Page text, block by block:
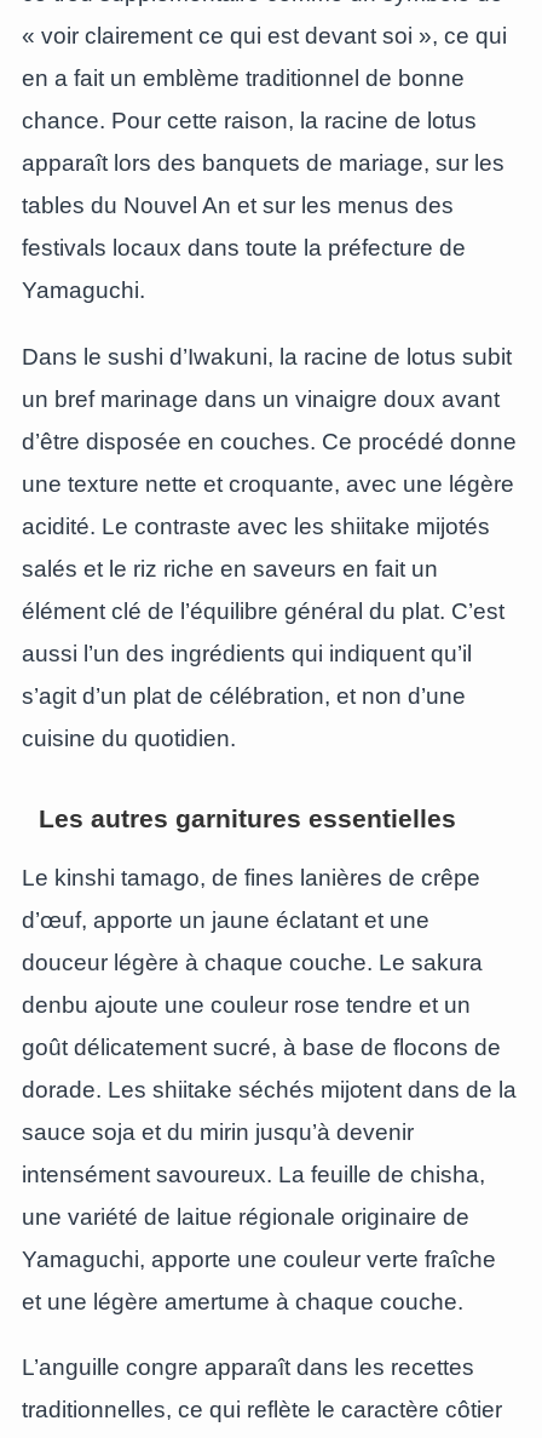
« voir clairement ce qui est devant soi », ce qui
en a fait un emblème traditionnel de bonne
chance. Pour cette raison, la racine de lotus
apparaît lors des banquets de mariage, sur les
tables du Nouvel An et sur les menus des
festivals locaux dans toute la préfecture de
Yamaguchi.
Dans le sushi d’Iwakuni, la racine de lotus subit
un bref marinage dans un vinaigre doux avant
d’être disposée en couches. Ce procédé donne
une texture nette et croquante, avec une légère
acidité. Le contraste avec les shiitake mijotés
salés et le riz riche en saveurs en fait un
élément clé de l’équilibre général du plat. C’est
aussi l’un des ingrédients qui indiquent qu’il
s’agit d’un plat de célébration, et non d’une
cuisine du quotidien.
Les autres garnitures essentielles
Le kinshi tamago, de fines lanières de crêpe
d’œuf, apporte un jaune éclatant et une
douceur légère à chaque couche. Le sakura
denbu ajoute une couleur rose tendre et un
goût délicatement sucré, à base de flocons de
dorade. Les shiitake séchés mijotent dans de la
sauce soja et du mirin jusqu’à devenir
intensément savoureux. La feuille de chisha,
une variété de laitue régionale originaire de
Yamaguchi, apporte une couleur verte fraîche
et une légère amertume à chaque couche.
L’anguille congre apparaît dans les recettes
traditionnelles, ce qui reflète le caractère côtier